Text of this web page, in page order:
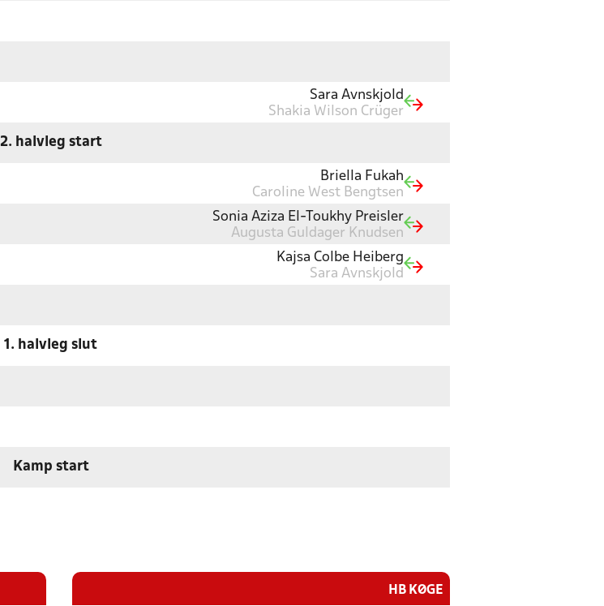
Sara Avnskjold
Shakia Wilson Crüger
2. halvleg start
Briella Fukah
Caroline West Bengtsen
Sonia Aziza El-Toukhy Preisler
Augusta Guldager Knudsen
Kajsa Colbe Heiberg
Sara Avnskjold
1. halvleg slut
Kamp start
HB KØGE